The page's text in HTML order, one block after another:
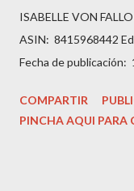
ISABELLE VON
ASIN: ‎ 8415968442
Fecha de publicación:
978-8415968443
14.99 x 2.54 x 22.86
COMPARTIR
PINCHA AQUI PARA